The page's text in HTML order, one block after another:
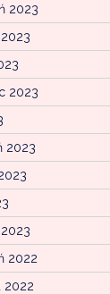
2023
2023
2023
2022
2022